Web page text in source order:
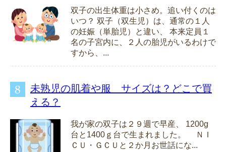
双子の出生体重は小さめ。追い付くのは
いつ？ 双子（双生児）は、通常の１人
の妊娠（単胎児）と違い、 本来定員１
名の子宮内に、２人の胎児がいるわけで
すから、...
未熟児の肌着や服 サイズは？どこで買
える？
我が家の双子は２９週で早産、 1200g
台と1400ｇ台で生まれました。 ＮＩ
ＣＵ・ＧＣＵと２か月お世話にな...